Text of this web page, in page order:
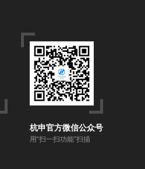
杭申官方微信公众号
用“扫一扫功能”扫描